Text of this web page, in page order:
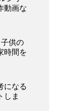
動画な
供の
時間を
になる
しま